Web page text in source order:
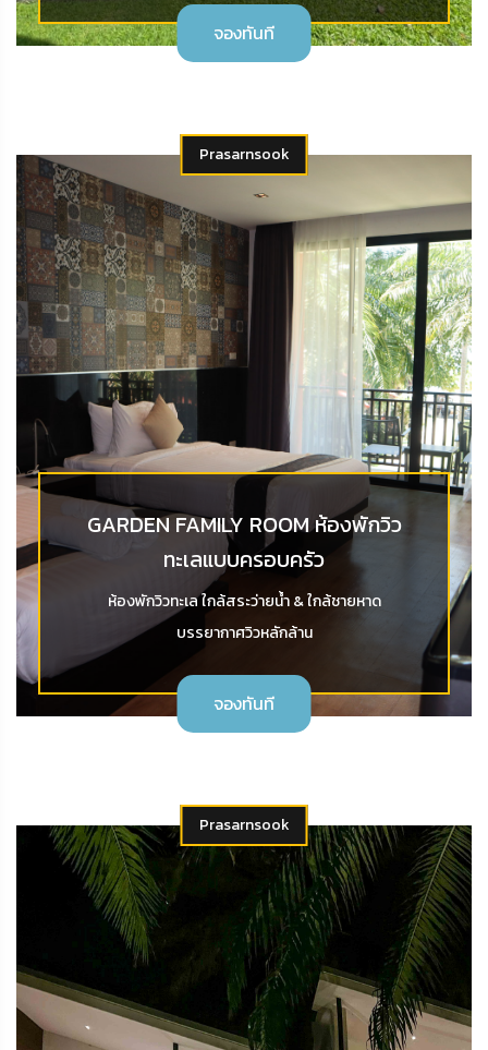
จองทันที
Prasarnsook
GARDEN FAMILY ROOM ห้องพักวิว
ทะเลแบบครอบครัว
ห้องพักวิวทะเล ใกล้สระว่ายน้ำ & ใกล้ชายหาด
บรรยากาศวิวหลักล้าน
จองทันที
Prasarnsook